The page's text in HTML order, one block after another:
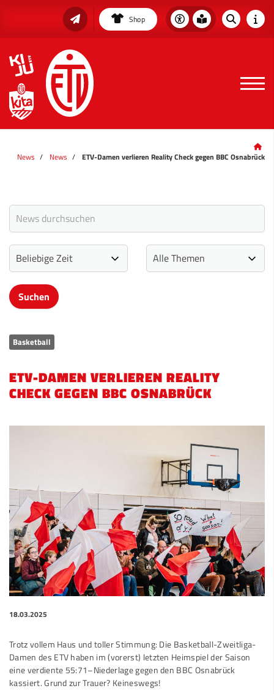
Shop
News News ETV-Damen verlieren Reality Check gegen BBC Osnabrück
Basketball
ETV-DAMEN VERLIEREN REALITY
CHECK GEGEN BBC OSNABRÜCK
18.03.2025
Trotz vollem Haus und toller Stimmung: Die Basketball-Zweitliga-
Damen des ETV haben im (vorerst) letzten Heimspiel der Saison
eine verdiente 55:71–Niederlage gegen den BBC Osnabrück
kassiert. Grund zur Trauer? Keineswegs!